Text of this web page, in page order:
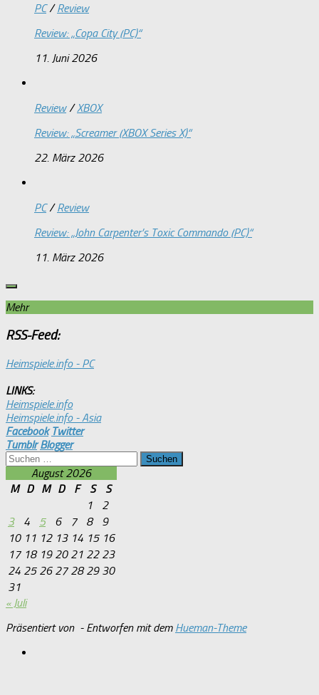
PC/Review
Review: „Copa City (PC)“
11. Juni 2026
Review/XBOX
Review: „Screamer (XBOX Series X)“
22. März 2026
PC/Review
Review: „John Carpenter’s Toxic Commando (PC)“
11. März 2026
Mehr
RSS-Feed:
Heimspiele.info - PC
LINKS:
Heimspiele.info
Heimspiele.info - Asia
Facebook Twitter
Tumblr Blogger
Suchen
nach: August 2026
M
D M D F S
S
1
2
3
4 5 6 7 8
9
10 11 12 13 14 15 16
17 18 19 20 21 22 23
24 25 26 27 28 29 30
31
« Juli
Präsentiert von - Entworfen mit dem Hueman-Theme